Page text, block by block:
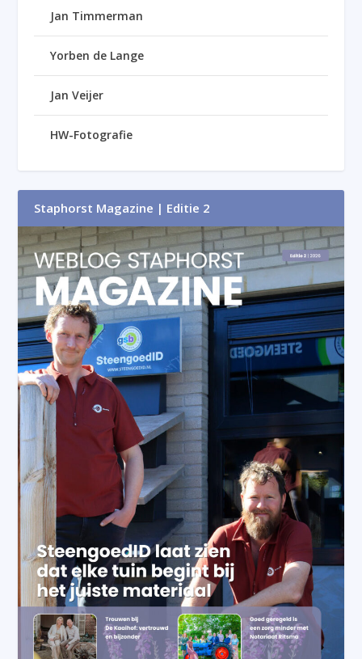
Jan Timmerman
Yorben de Lange
Jan Veijer
HW-Fotografie
Staphorst Magazine | Editie 2